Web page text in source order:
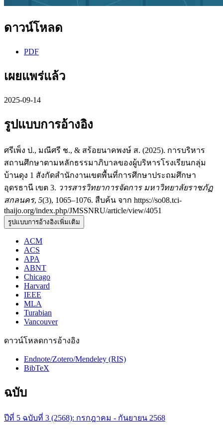
ดาวน์โหลด
PDF
เผยแพร่แล้ว
2025-09-14
รูปแบบการอ้างอิง
ศรีเพ็ง ป., มณีศรี ช., & สร้อยนาคพงษ์ ส. (2025). การบริหาร
สถานศึกษาตามหลักธรรมาภิบาลของผู้บริหารโรงเรียนกลุ่ม
บ้านดุง 1 สังกัดสำนักงานเขตพื้นที่การศึกษาประถมศึกษา
อุดรธานี เขต 3. วารสารวิทยาการจัดการ มหาวิทยาลัยราชภัฏ
สกลนคร, 5(3), 1065–1076. สืบค้น จาก https://so08.tci-
thaijo.org/index.php/JMSSNRU/article/view/4051
รูปแบบการอ้างอิงเพิ่มเติม
ACM
ACS
APA
ABNT
Chicago
Harvard
IEEE
MLA
Turabian
Vancouver
ดาวน์โหลดการอ้างอิง
Endnote/Zotero/Mendeley (RIS)
BibTeX
ฉบับ
ปีที่ 5 ฉบับที่ 3 (2568): กรกฎาคม - กันยายน 2568